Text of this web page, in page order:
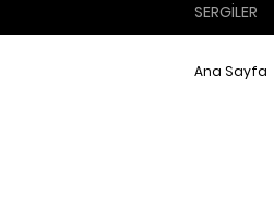
SERGİLER
Ana Sayfa